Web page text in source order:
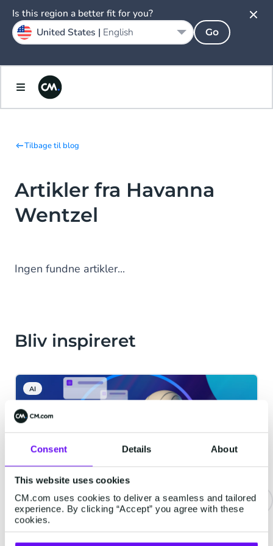
Consent Details About
This website uses cookies
CM.com uses cookies to deliver a seamless and tailored
experience. By clicking “Accept” you agree with these
cookies.
Tilbage til blog
Artikler fra Havanna
Wentzel
Ingen fundne artikler...
Bliv inspireret
AI
Agentic AI: Fremtiden for
Autonome Systemer hos CM.com
Is this region a better fit for you?
United States | English Go